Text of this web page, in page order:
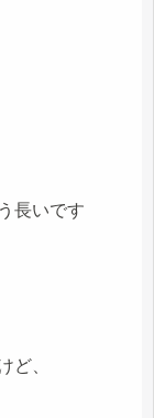
長いです
ど、